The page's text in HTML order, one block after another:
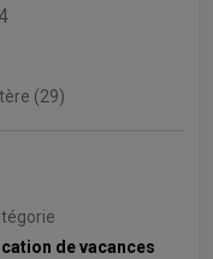
(29)
de vacances